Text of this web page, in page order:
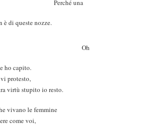
una
è di queste nozze.
ho capito.
protesto,
virtù stupito io resto.
vivano le femmine
come voi,